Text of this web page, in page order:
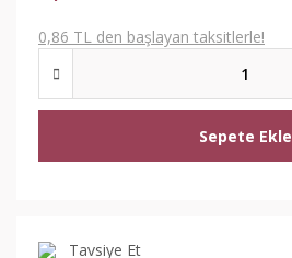
0,86 TL den başlayan taksitlerle!
Sepete Ekle
Tavsiye Et